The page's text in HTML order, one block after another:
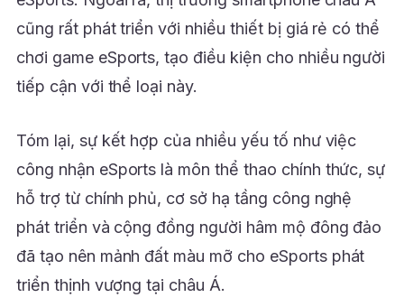
cũng rất phát triển với nhiều thiết bị giá rẻ có thể
chơi game eSports, tạo điều kiện cho nhiều người
tiếp cận với thể loại này.
Tóm lại, sự kết hợp của nhiều yếu tố như việc
công nhận eSports là môn thể thao chính thức, sự
hỗ trợ từ chính phủ, cơ sở hạ tầng công nghệ
phát triển và cộng đồng người hâm mộ đông đảo
đã tạo nên mảnh đất màu mỡ cho eSports phát
triển thịnh vượng tại châu Á.